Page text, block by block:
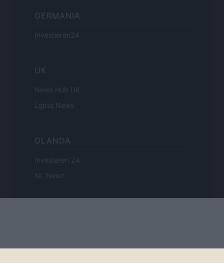
GERMANIA
Investieren24
UK
News Hub UK
Lgbtq News
OLANDA
Investeren 24
NL Newz